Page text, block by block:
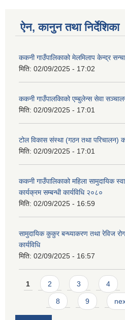
ऐन, कानुन तथा निर्देशिका
ककनी गाउँपालिकाको मेलमिलाप केन्द्र
मिति: 02/09/2025 - 17:02
ककनी गाउँपालकािको एम्बुलेन्स सेवा
मिति: 02/09/2025 - 17:01
टोल विकास संस्था (गठन तथा परिचालन)
मिति: 02/09/2025 - 17:01
ककनी गाउँपालिकाको महिला सामुदायिक
कार्यक्रम सम्बन्धी कार्यविधि २०८०
मिति: 02/09/2025 - 16:59
सामुदायिक कुकुर बन्ध्याकरण तथा रेविज
कार्यविधि
मिति: 02/09/2025 - 16:57
Pages
1 2 3 4
8 9